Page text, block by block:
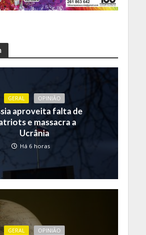
GERAL OPINIÃO
aproveita falta de
e massacra a
Ucrânia
Há 6 horas
GERAL OPINIÃO